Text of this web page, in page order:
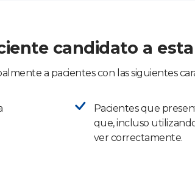
candidato a
a pacientes con las siguientes
Pacientes que
que, incluso
ver correctamente.